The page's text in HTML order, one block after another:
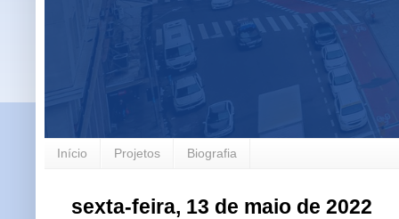
Início Projetos Biografia
sexta-feira, 13 de maio de 2022